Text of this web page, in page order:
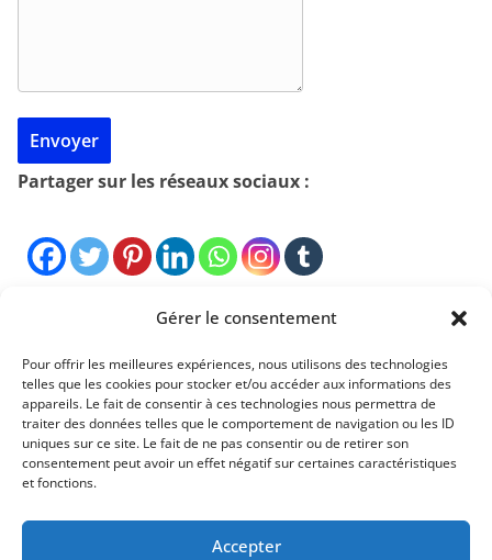
Gérer le consentement
Pour offrir les meilleures expériences, nous utilisons des technologies
telles que les cookies pour stocker et/ou accéder aux informations des
appareils. Le fait de consentir à ces technologies nous permettra de
traiter des données telles que le comportement de navigation ou les ID
uniques sur ce site. Le fait de ne pas consentir ou de retirer son
consentement peut avoir un effet négatif sur certaines caractéristiques
et fonctions.
Accepter
Partager sur les réseaux sociaux :
Mentions légales
Conditions générales de vente